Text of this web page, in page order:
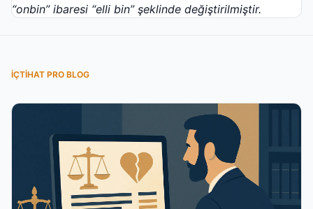
“onbin” ibaresi “elli bin” şeklinde değiştirilmiştir.
İÇTIHAT PRO BLOG